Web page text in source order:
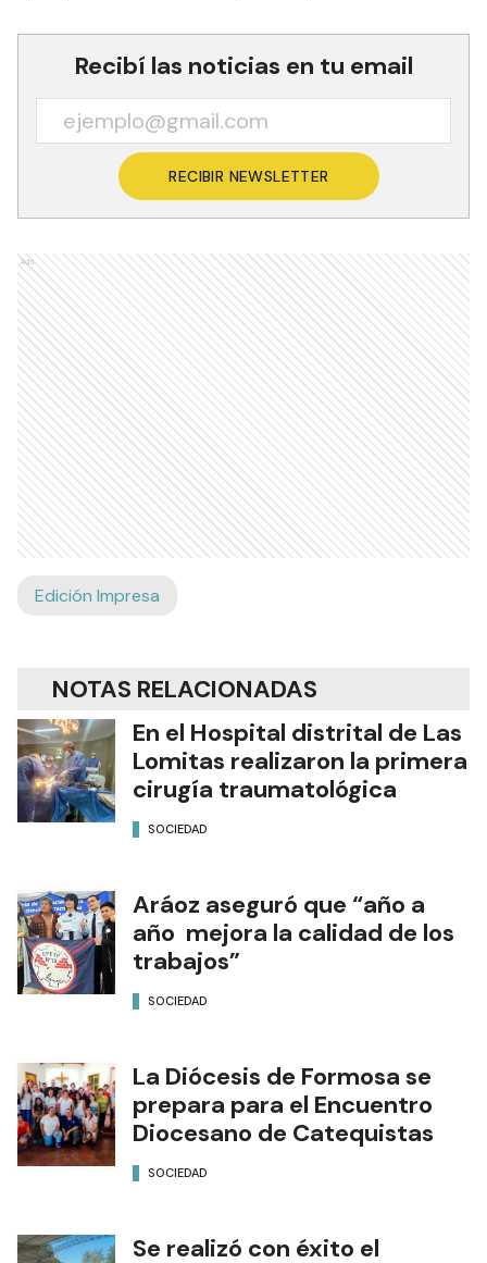
Recibí las noticias en tu email
RECIBIR NEWSLETTER
Ads
Edición Impresa
NOTAS RELACIONADAS
En el Hospital distrital de Las
Lomitas realizaron la primera
cirugía traumatológica
SOCIEDAD
Aráoz aseguró que “año a
año mejora la calidad de los
trabajos”
SOCIEDAD
La Diócesis de Formosa se
prepara para el Encuentro
Diocesano de Catequistas
SOCIEDAD
Se realizó con éxito el